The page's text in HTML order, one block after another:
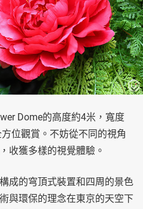
Dome的高度約4米，寬度
位觀賞。不妨從不同的視角
收獲多樣的視覺體驗。
成的穹頂式裝置和四周的景色
與環保的理念在東京的天空下